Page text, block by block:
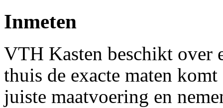
Inmeten
VTH Kasten beschikt over
thuis de exacte maten
juiste maatvoering en